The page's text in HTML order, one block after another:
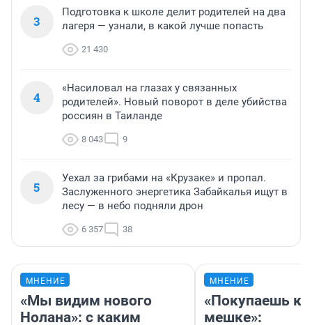
3
Подготовка к школе делит родителей на два
лагеря — узнали, в какой лучше попасть
21 430
4
«Насиловал на глазах у связанных
родителей». Новый поворот в деле убийства
россиян в Таиланде
8 043 9
5
Уехал за грибами на «Крузаке» и пропал.
Заслуженного энергетика Забайкалья ищут в
лесу — в небо подняли дрон
6 357 38
МНЕНИЕ
«Мы видим нового
Нолана»: с каким
МНЕНИЕ
«Покупаешь
мешке»: